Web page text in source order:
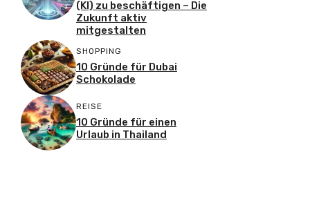
(KI) zu beschäftigen – Die
Zukunft aktiv
mitgestalten
SHOPPING
10 Gründe für Dubai
Schokolade
REISE
10 Gründe für einen
Urlaub in Thailand